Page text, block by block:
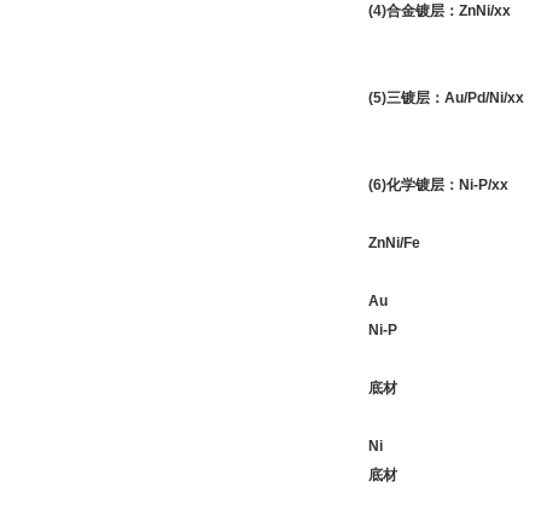
(4)合金镀层：ZnNi/xx
(5)三镀层：Au/Pd/Ni/xx
(6)化学镀层：Ni-P/xx
ZnNi/Fe
Au
Ni-P
底材
Ni
底材